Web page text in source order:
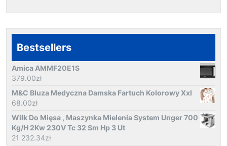
Bestsellers
Amica AMMF20E1S
379.00zł
M&C Bluza Medyczna Damska Fartuch Kolorowy Xxl
68.00zł
Wilk Do Mięsa , Maszynka Mielenia System Unger 700
Kg/H 2Kw 230V Tc 32 Sm Hp 3 Ut
21 232.34zł